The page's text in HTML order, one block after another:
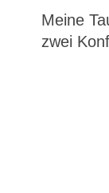
Meine
zwei